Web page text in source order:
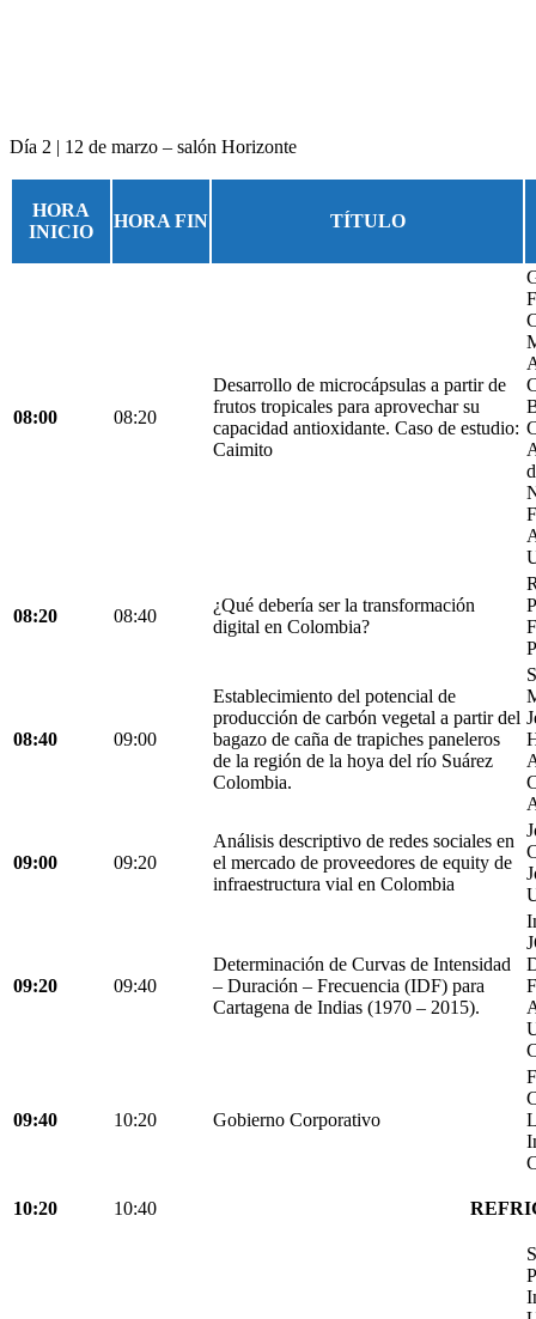
Día 2 | 12 de marzo – salón Horizonte
HORA
INICIO
HORA FIN TÍTULO
08:00 08:20
Desarrollo de microcápsulas a partir de
frutos tropicales para aprovechar su
capacidad antioxidante. Caso de estudio:
Caimito
08:20 08:40
¿Qué debería ser la transformación
digital en Colombia?
08:40 09:00
Establecimiento del potencial de
producción de carbón vegetal a partir del
bagazo de caña de trapiches paneleros
de la región de la hoya del río Suárez
Colombia.
09:00 09:20
Análisis descriptivo de redes sociales en
el mercado de proveedores de equity de
infraestructura vial en Colombia
09:20 09:40
Determinación de Curvas de Intensidad
– Duración – Frecuencia (IDF) para
Cartagena de Indias (1970 – 2015).
09:40 10:20 Gobierno Corporativo
10:20 10:40